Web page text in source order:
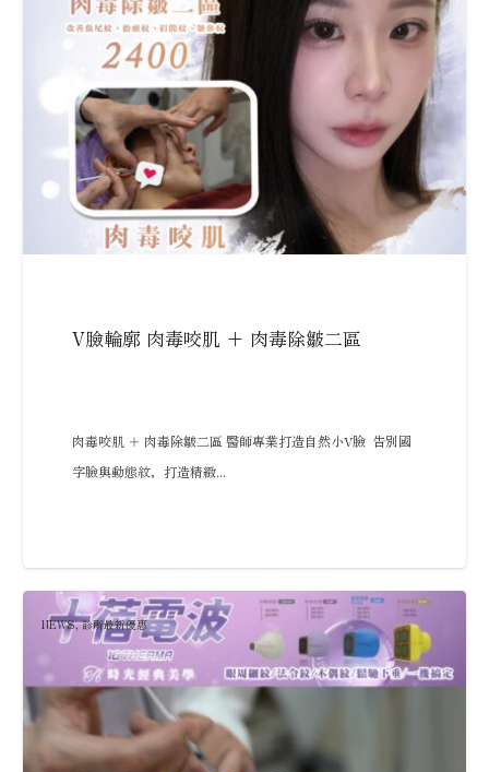
V臉輪廓 肉毒咬肌 + 肉毒除皺二區
肉毒咬肌 ＋ 肉毒除皺二區 醫師專業打造自然小V臉 告別國
字臉與動態紋，打造精緻...
NEWS,診所最新優惠